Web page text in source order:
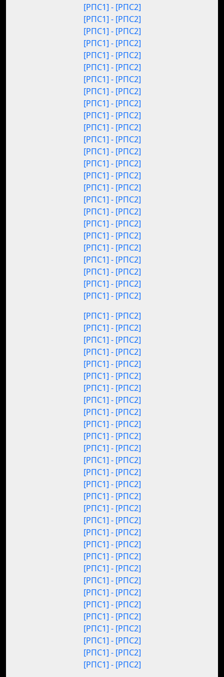
[РПС1] - [РПС2]
[РПС1] - [РПС2]
[РПС1] - [РПС2]
[РПС1] - [РПС2]
[РПС1] - [РПС2]
[РПС1] - [РПС2]
[РПС1] - [РПС2]
[РПС1] - [РПС2]
[РПС1] - [РПС2]
[РПС1] - [РПС2]
[РПС1] - [РПС2]
[РПС1] - [РПС2]
[РПС1] - [РПС2]
[РПС1] - [РПС2]
[РПС1] - [РПС2]
[РПС1] - [РПС2]
[РПС1] - [РПС2]
[РПС1] - [РПС2]
[РПС1] - [РПС2]
[РПС1] - [РПС2]
[РПС1] - [РПС2]
[РПС1] - [РПС2]
[РПС1] - [РПС2]
[РПС1] - [РПС2]
[РПС1] - [РПС2]
[РПС1] - [РПС2]
[РПС1] - [РПС2]
[РПС1] - [РПС2]
[РПС1] - [РПС2]
[РПС1] - [РПС2]
[РПС1] - [РПС2]
[РПС1] - [РПС2]
[РПС1] - [РПС2]
[РПС1] - [РПС2]
[РПС1] - [РПС2]
[РПС1] - [РПС2]
[РПС1] - [РПС2]
[РПС1] - [РПС2]
[РПС1] - [РПС2]
[РПС1] - [РПС2]
[РПС1] - [РПС2]
[РПС1] - [РПС2]
[РПС1] - [РПС2]
[РПС1] - [РПС2]
[РПС1] - [РПС2]
[РПС1] - [РПС2]
[РПС1] - [РПС2]
[РПС1] - [РПС2]
[РПС1] - [РПС2]
[РПС1] - [РПС2]
[РПС1] - [РПС2]
[РПС1] - [РПС2]
[РПС1] - [РПС2]
[РПС1] - [РПС2]
[РПС1] - [РПС2]